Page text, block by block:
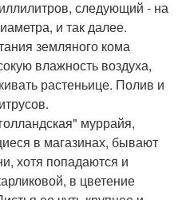
следующий - на
и так далее.
земляного кома
влажность воздуха,
растеньице. Полив и
муррайя,
в магазинах, бывают
хотя попадаются и
в цветение